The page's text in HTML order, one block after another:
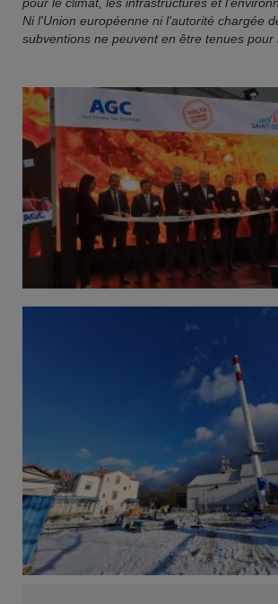
Ni l'Union européenne ni l'autorité chargée
subventions ne peuvent en être tenues pour